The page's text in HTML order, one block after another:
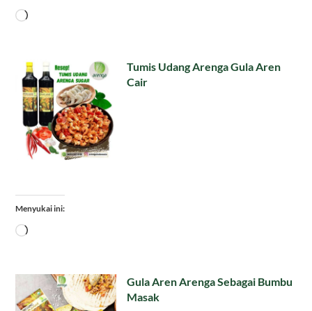
Memuat...
Tumis Udang Arenga Gula Aren
Cair
Menyukai ini:
Memuat...
Gula Aren Arenga Sebagai Bumbu
Masak